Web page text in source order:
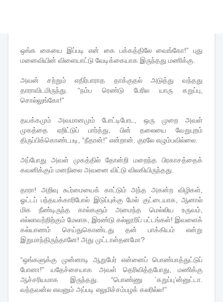
ஒங்க கையை இப்படி என் கை பக்கத்திலே வைங்கோ!” புது
மனைவியின் விளையாட்டு வேடிக்கையாக இருந்தது மணிக்கு.
அவன் சற்றும் எதிர்பாராத தாக்குதல் அடுத்து வந்தது
தாராவிடமிருந்து. “நம்ப ரெண்டு பேரில யாரு கறுப்பு,
சொல்லுங்கோ!”
தயக்கமும் அவமானமும் போட்டிபோட, ஒரு முறை அவள்
முகத்தை ஏறிட்டுப் பார்த்து, பின் தலையை வேறுபுறம்
திருப்பிக்கொண்டபடி, “நீதான்!” என்றான். குரலே எழும்பவில்லை.
அப்போது அவள் முகத்தில் தோன்றி மறைந்த பிரகாசத்தைக்
கவனிக்கும் மனநிலை அவனை விட்டு விலகியிருந்தது.
தாரா! அறிவு கூர்மையைக் காட்டும் அந்த அகன்ற விழிகள்,
ஓட்டப் பந்தயக்காரிபோல் இடுப்புக்கு மேல் குட்டையாக, ஆனால்
மிக நீண்டிருந்த கால்களும் அமைந்த மெல்லிய உருவம்,
எல்லாவற்றிற்கும் மேலாக, இரண்டு கல்லூரிப் பட்டங்கள்! இவளைக்
கல்யாணம் செய்துகொண்டது தன் பாக்கியம் என்று
இறுமாந்திருந்தானே! அது முட்டாள்தனமோ?
“ஒங்களுக்கு முன்னாடி ஆறுபேர் என்னைப் பொண்பாத்துட்டுப்
போனா!” யதேச்சையாக அவள் தெரிவித்தபோது, மணிக்கு
ஆச்சரியமாக இருந்தது. “பொண்ணு `கறுப்பு’ன்னுட்டா.
வந்தவன்ல எவனும் அப்படி எலுமிச்சம்பழக் கலரில்ல!”